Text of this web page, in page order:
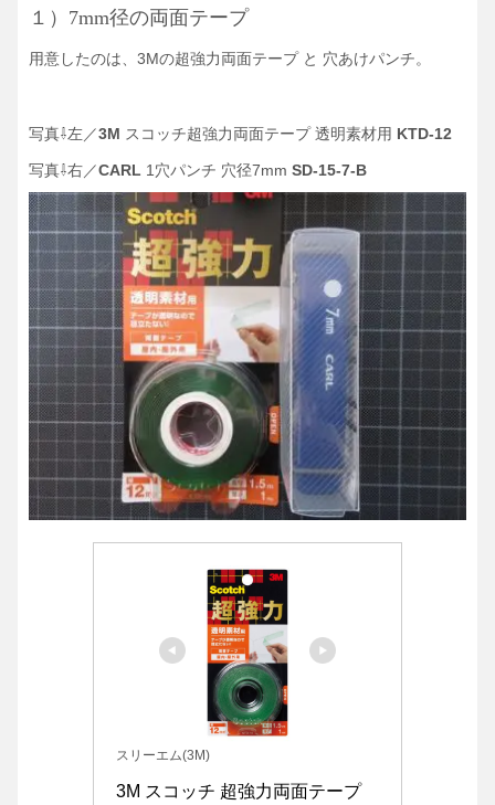
１）7mm径の両面テープ
用意したのは、3Mの超強力両面テープ と 穴あけパンチ。
写真⇩左／3M スコッチ超強力両面テープ 透明素材用 KTD-12
写真⇩右／CARL 1穴パンチ 穴径7mm SD-15-7-B
スリーエム(3M)
3M スコッチ 超強力両面テープ